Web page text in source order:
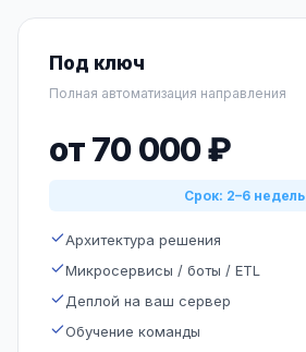
Под ключ
Полная автоматизация направления
от 70 000 ₽
Срок: 2–6 недель
Архитектура решения
Микросервисы / боты / ETL
Деплой на ваш сервер
Обучение команды